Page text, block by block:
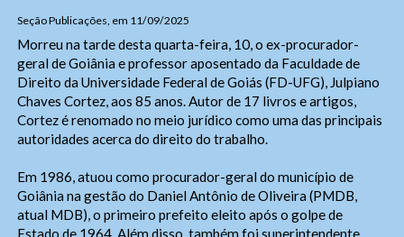
Seção Publicações, em 11/09/2025
Morreu na tarde desta quarta-feira, 10, o ex-procurador-
geral de Goiânia e professor aposentado da Faculdade de
Direito da Universidade Federal de Goiás (FD-UFG), Julpiano
Chaves Cortez, aos 85 anos. Autor de 17 livros e artigos,
Cortez é renomado no meio jurídico como uma das principais
autoridades acerca do direito do trabalho.
Em 1986, atuou como procurador-geral do município de
Goiânia na gestão do Daniel Antônio de Oliveira (PMDB,
atual MDB), o primeiro prefeito eleito após o golpe de